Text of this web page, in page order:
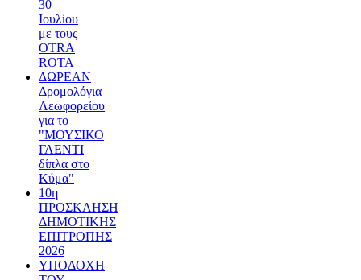
30
Ιουλίου
με τους
OTRA
ROTA
ΔΩΡΕΑΝ
Δρομολόγια
Λεωφορείου
για το
"ΜΟΥΣΙΚΟ
ΓΛΕΝΤΙ
δίπλα στο
Κύμα"
10η
ΠΡΟΣΚΛΗΣΗ
ΔΗΜΟΤΙΚΗΣ
ΕΠΙΤΡΟΠΗΣ
2026
ΥΠΟΔΟΧΗ